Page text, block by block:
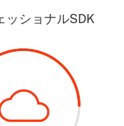
ッショナルSDK